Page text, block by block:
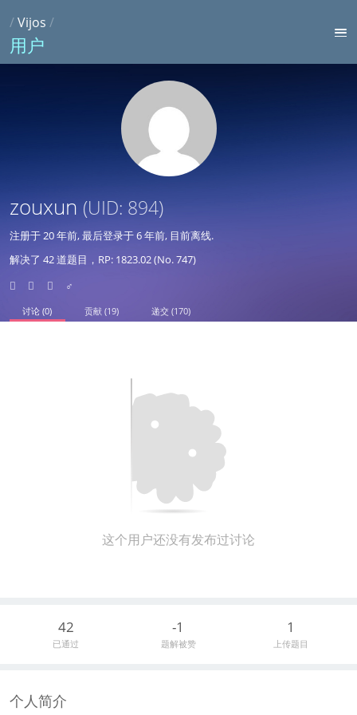
/Vijos /
用户
zouxun (UID: 894)
注册于20 年前, 最后登录于6 年前, 目前离线.
解决了 42 道题目，RP: 1823.02 (No. 747)
♂
讨论 (0) 贡献 (19) 递交 (170)
这个用户还没有发布过讨论
42
已通过
-1
题解被赞
1
上传题目
个人简介